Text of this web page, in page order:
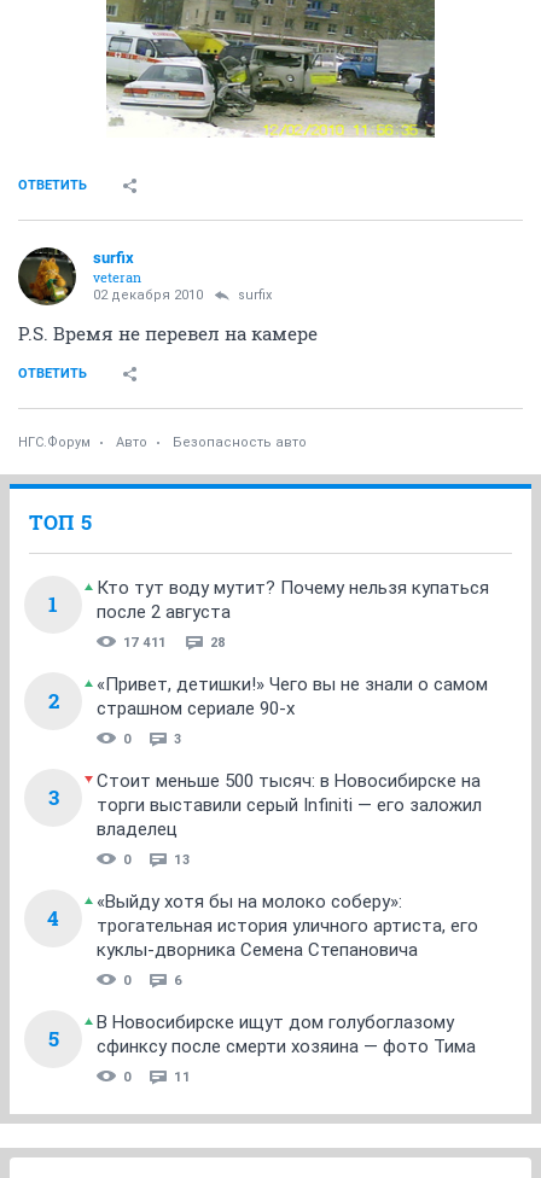
ОТВЕТИТЬ
surfix
veteran
02 декабря 2010 surfix
P.S. Время не перевел на камере
ОТВЕТИТЬ
НГС.Форум Авто Безопасность авто
ТОП 5
1
Кто тут воду мутит? Почему нельзя купаться
после 2 августа
17 411 28
2
«Привет, детишки!» Чего вы не знали о самом
страшном сериале 90-х
0 3
3
Стоит меньше 500 тысяч: в Новосибирске на
торги выставили серый Infiniti — его заложил
владелец
0 13
4
«Выйду хотя бы на молоко соберу»:
трогательная история уличного артиста, его
куклы-дворника Семена Степановича
0 6
5
В Новосибирске ищут дом голубоглазому
сфинксу после смерти хозяина — фото Тима
0 11